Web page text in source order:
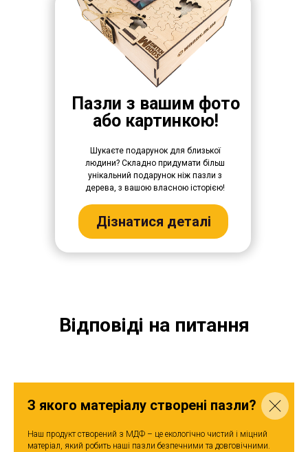
Пазли з вашим фото
або картинкою!
Шукаєте подарунок для близької
людини? Складно придумати більш
унікальний подарунок ніж пазли з
дерева, з вашою власною історією!
Дізнатися деталі
Відповіді на питання
З якого матеріалу створені пазли?
Наш продукт створений з МДФ – це екологічно чистий і міцний
матеріал, який робить наші пазли безпечними та довговічними.